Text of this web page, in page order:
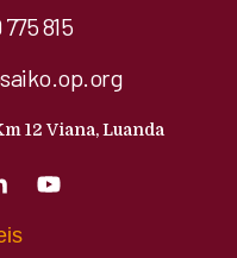
815
12 Viana, Luanda